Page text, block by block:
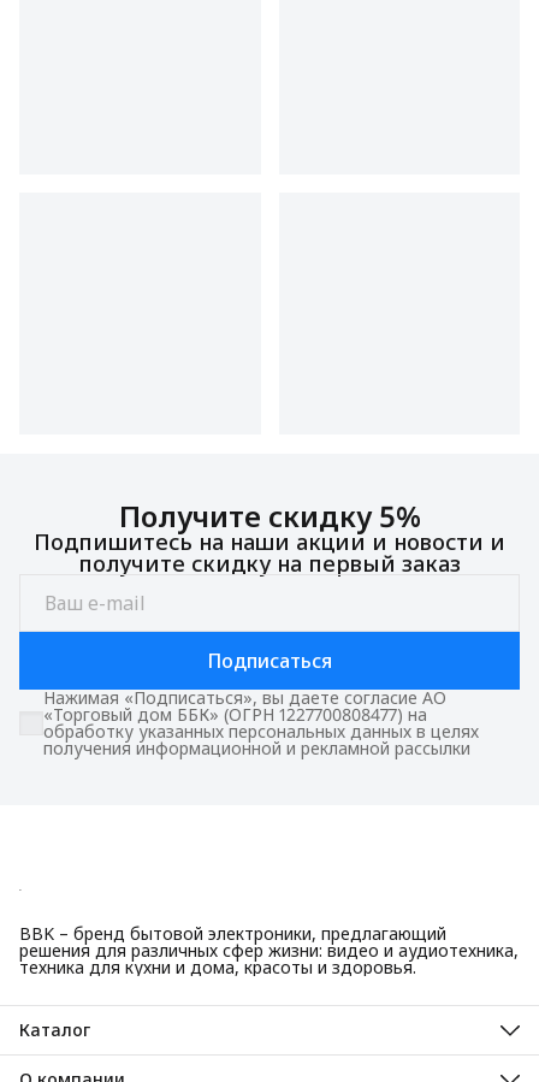
Получите скидку 5%
Подпишитесь на наши акции и новости и
получите скидку на первый заказ
Подписаться
Нажимая «Подписаться», вы даете согласие АО
«Торговый дом ББК» (ОГРН 1227700808477) на
обработку указанных персональных данных в целях
получения информационной и рекламной рассылки
BBK – бренд бытовой электроники, предлагающий
решения для различных сфер жизни: видео и аудиотехника,
техника для кухни и дома, красоты и здоровья.
Каталог
Красота и здоровье